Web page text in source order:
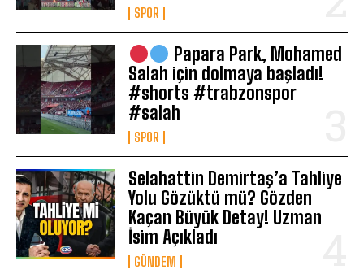
SPOR
Papara Park, Mohamed
Salah için dolmaya başladı!
#shorts #trabzonspor
#salah
SPOR
Selahattin Demirtaş’a Tahliye
Yolu Gözüktü mü? Gözden
Kaçan Büyük Detay! Uzman
İsim Açıkladı
GÜNDEM